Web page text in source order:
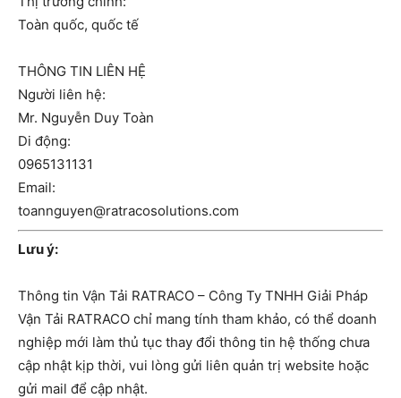
Toàn quốc, quốc tế
THÔNG TIN LIÊN HỆ
Người liên hệ:
Mr. Nguyễn Duy Toàn
Di động:
0965131131
Email:
toannguyen@ratracosolutions.com
Lưu ý:
Thông tin Vận Tải RATRACO – Công Ty TNHH Giải Pháp
Vận Tải RATRACO chỉ mang tính tham khảo, có thể doanh
nghiệp mới làm thủ tục thay đổi thông tin hệ thống chưa
cập nhật kịp thời, vui lòng gửi liên quản trị website hoặc
gửi mail để cập nhật.